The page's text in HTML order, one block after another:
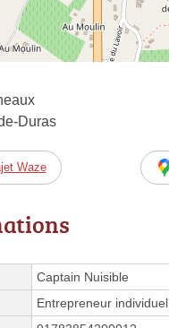
Duras
Waze
Captain Nuisible
Entrepreneur individuel